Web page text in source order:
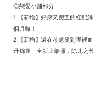
◎戀愛小舖部分
1.【新增】好康又便宜的紅配
個月囉！
2.【新增】還在考慮要到哪裡
丹錦囊」全新上架囉，除此之